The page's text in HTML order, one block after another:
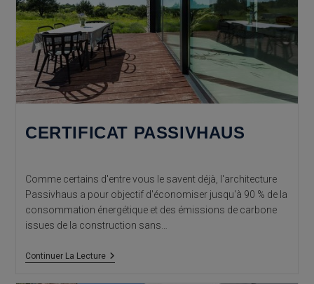
CERTIFICAT PASSIVHAUS
Comme certains d'entre vous le savent déjà, l'architecture
Passivhaus a pour objectif d'économiser jusqu'à 90 % de la
consommation énergétique et des émissions de carbone
issues de la construction sans…
Continuer La LectureCertificat